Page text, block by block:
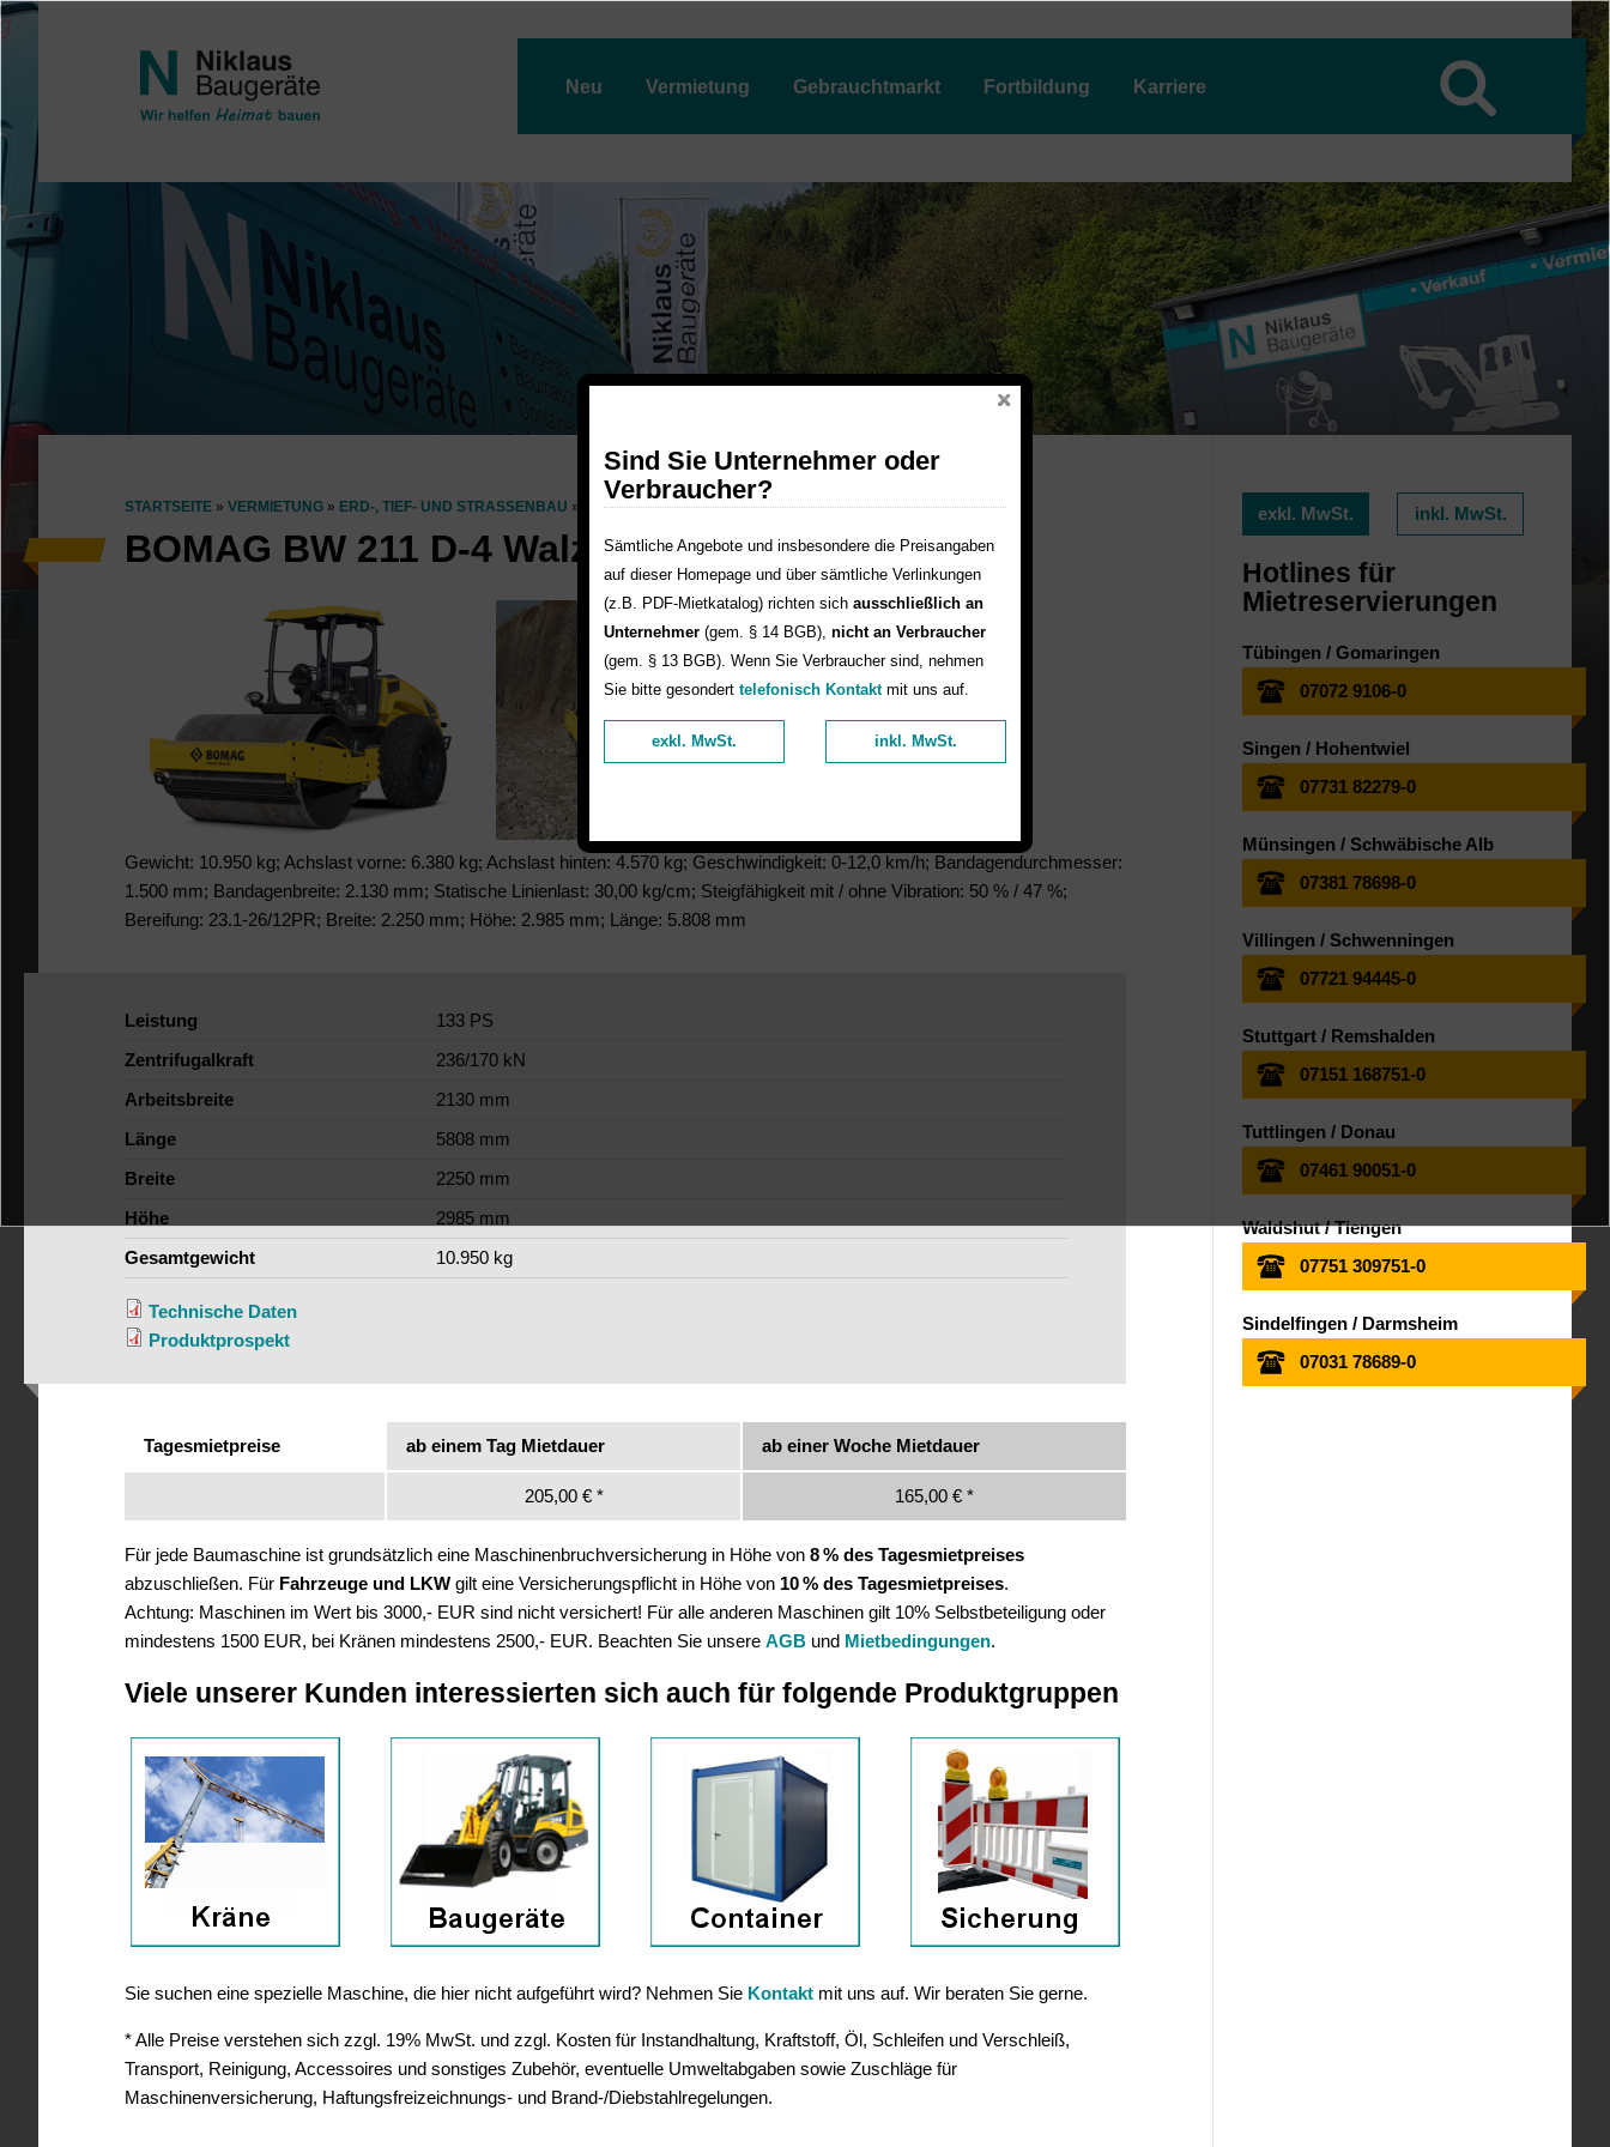
Direkt zum Inhalt
Neu Vermietung Gebrauchtmarkt Fortbildung Karriere
STARTSEITE VERMIETUNG ERD-, TIEF- UND STRASSENBAU WALZEN BOMAG BW 211 D-4 WALZENZUG
BOMAG BW 211 D-4 Walzenzug mieten
Gewicht: 10.950 kg; Achslast vorne: 6.380 kg; Achslast hinten: 4.570 kg; Geschwindigkeit: 0-12,0 km/h; Bandagendurchmesser:
1.500 mm; Bandagenbreite: 2.130 mm; Statische Linienlast: 30,00 kg/cm; Steigfähigkeit mit / ohne Vibration: 50 % / 47 %;
Bereifung: 23.1-26/12PR; Breite: 2.250 mm; Höhe: 2.985 mm; Länge: 5.808 mm
Leistung
133 PS
Zentrifugalkraft
236/170 kN
Arbeitsbreite
2130 mm
Länge
5808 mm
Breite
2250 mm
Höhe
2985 mm
Gesamtgewicht
10.950 kg
Technische Daten
Produktprospekt
Tagesmietpreise ab einem Tag Mietdauer ab einer Woche Mietdauer
205,00 € * 165,00 € *
Für jede Baumaschine ist grundsätzlich eine Maschinenbruchversicherung in Höhe von 8 % des Tagesmietpreises
abzuschließen. Für Fahrzeuge und LKW gilt eine Versicherungspflicht in Höhe von 10 % des Tagesmietpreises.
Achtung: Maschinen im Wert bis 3000,- EUR sind nicht versichert! Für alle anderen Maschinen gilt 10% Selbstbeteiligung oder
mindestens 1500 EUR, bei Kränen mindestens 2500,- EUR. Beachten Sie unsere AGB und Mietbedingungen.
Viele unserer Kunden interessierten sich auch für folgende Produktgruppen
Sie suchen eine spezielle Maschine, die hier nicht aufgeführt wird? Nehmen Sie Kontakt mit uns auf. Wir beraten Sie gerne.
* Alle Preise verstehen sich zzgl. 19% MwSt. und zzgl. Kosten für Instandhaltung, Kraftstoff, Öl, Schleifen und Verschleiß,
Transport, Reinigung, Accessoires und sonstiges Zubehör, eventuelle Umweltabgaben sowie Zuschläge für
Maschinenversicherung, Haftungsfreizeichnungs- und Brand-/Diebstahlregelungen.
exkl. MwSt. inkl. MwSt.
Hotlines für
Mietreservierungen
Tübingen / Gomaringen
07072 9106-0
Singen / Hohentwiel
07731 82279-0
Münsingen / Schwäbische Alb
07381 78698-0
Villingen / Schwenningen
07721 94445-0
Stuttgart / Remshalden
07151 168751-0
Tuttlingen / Donau
07461 90051-0
Waldshut / Tiengen
07751 309751-0
Sindelfingen / Darmsheim
07031 78689-0
Sind Sie Unternehmer oder
Verbraucher?
Sämtliche Angebote und insbesondere die Preisangaben
auf dieser Homepage und über sämtliche Verlinkungen
(z.B. PDF-Mietkatalog) richten sich ausschließlich an
Unternehmer (gem. § 14 BGB), nicht an Verbraucher
(gem. § 13 BGB). Wenn Sie Verbraucher sind, nehmen
Sie bitte gesondert telefonisch Kontaktmit uns auf.
exkl. MwSt. inkl. MwSt.